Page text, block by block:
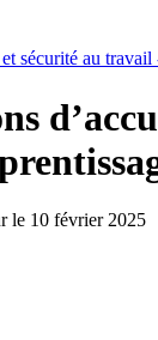
et sécurité au
le 10 février 2025